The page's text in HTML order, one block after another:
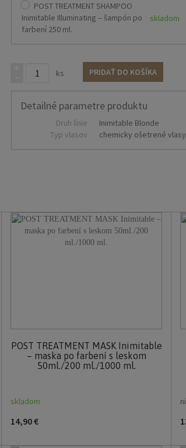
- 1000 ml.
opláchnite. Používajte spolu s maskou na farbené
Haircompany Inimitable.
POST TREATMENT SHAMPOO
Inimitable Illuminating – šampón po
farbení 250 ml.
skladom
ks PRIDAŤ DO KOŠÍKA
Detailné parametre produktu
Druh línie
Inimitable Blonde
Typ vlasov
chemicky ošetrené vlasy
POST TREATMENT MASK Inimitable
– maska po farbení s leskom
50ml./200 ml./1000 ml.
skladom
14,90 €